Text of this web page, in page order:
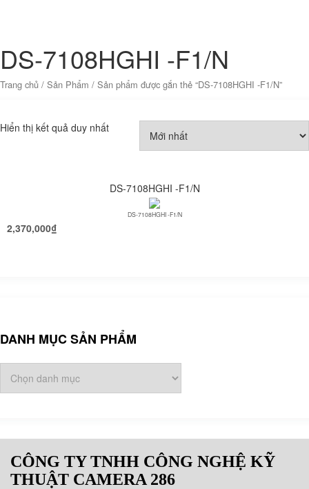
DS-7108HGHI -F1/N
Trang chủ / Sản Phẩm / Sản phẩm được gắn thẻ “DS-7108HGHI -F1/N”
Hiển thị kết quả duy nhất
DS-7108HGHI -F1/N
DS-7108HGHI -F1/N
2,370,000₫
DANH MỤC SẢN PHẨM
CÔNG TY TNHH CÔNG NGHỆ KỸ
THUẬT CAMERA 286